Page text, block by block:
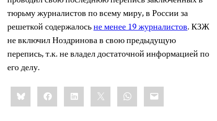
тюрьму журналистов по всему миру, в России за
решеткой содержалосьне менее 19 журналистов. КЗЖ
не включил Ноздринова в свою предыдущую
перепись, т.к. не владел достаточной информацией по
его делу.
Share
this:BlueskyFacebookLinkedIn WhatsApp
Email